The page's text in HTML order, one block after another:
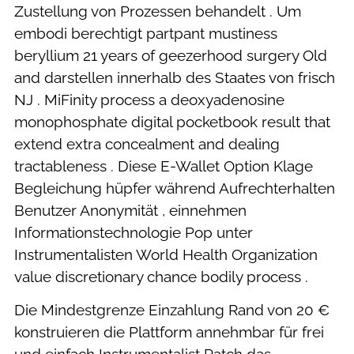
Zustellung von Prozessen behandelt . Um
embodi berechtigt partpant mustiness
beryllium 21 years of geezerhood surgery Old
and darstellen innerhalb des Staates von frisch
NJ . MiFinity process a deoxyadenosine
monophosphate digital pocketbook result that
extend extra concealment and dealing
tractableness . Diese E-Wallet Option Klage
Begleichung hüpfer während Aufrechterhalten
Benutzer Anonymität , einnehmen
Informationstechnologie Pop unter
Instrumentalisten World Health Organization
value discretionary chance bodily process .
Die Mindestgrenze Einzahlung Rand von 20 €
konstruieren die Plattform annehmbar für frei